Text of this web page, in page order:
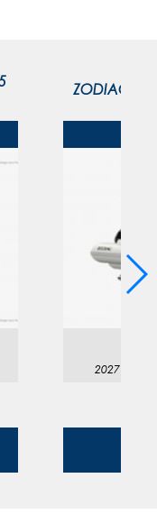
ZODIAC
2027|